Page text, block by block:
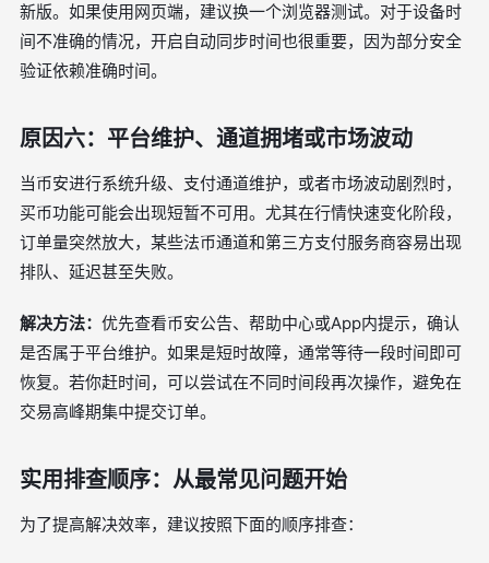
新版。如果使用网页端，建议换一个浏览器测试。对于设备时
间不准确的情况，开启自动同步时间也很重要，因为部分安全
验证依赖准确时间。
原因六：平台维护、通道拥堵或市场波动
当币安进行系统升级、支付通道维护，或者市场波动剧烈时，
买币功能可能会出现短暂不可用。尤其在行情快速变化阶段，
订单量突然放大，某些法币通道和第三方支付服务商容易出现
排队、延迟甚至失败。
解决方法： 优先查看币安公告、帮助中心或App内提示，确认
是否属于平台维护。如果是短时故障，通常等待一段时间即可
恢复。若你赶时间，可以尝试在不同时间段再次操作，避免在
交易高峰期集中提交订单。
实用排查顺序：从最常见问题开始
为了提高解决效率，建议按照下面的顺序排查：